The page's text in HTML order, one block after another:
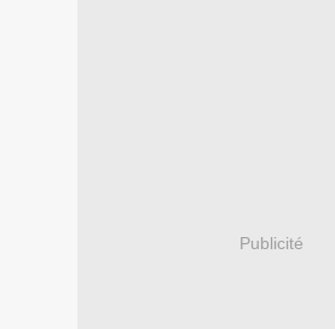
Publicité